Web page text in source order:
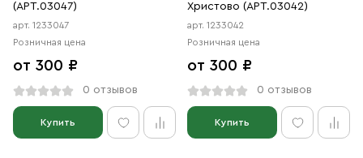
(АРТ.03047)
арт. 1233047
Розничная цена
от 300 ₽
0 отзывов
Купить
Христово (АРТ.03042)
арт. 1233042
Розничная цена
от 300 ₽
0 отзывов
Купить